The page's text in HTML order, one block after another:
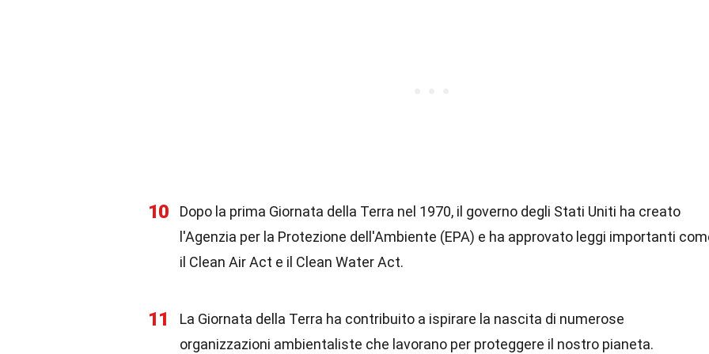
10
Dopo la prima Giornata della Terra nel 1970, il governo degli Stati Uniti ha creato
l'Agenzia per la Protezione dell'Ambiente (EPA) e ha approvato leggi importanti
il Clean Air Act e il Clean Water Act.
11
La Giornata della Terra ha contribuito a ispirare la nascita di numerose
organizzazioni ambientaliste che lavorano per proteggere il nostro pianeta.